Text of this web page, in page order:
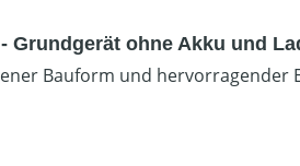
Grundgerät ohne Akku und
Bauform und hervorragender